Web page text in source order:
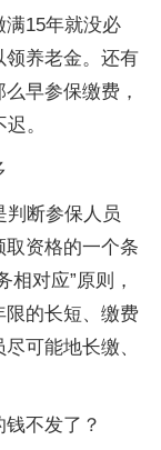
15年就没必
领养老金。还有
早参保缴费，
。
判断参保人员
资格的一个条
对应”原则，
限的长短、缴费
可能地长缴、
不发了？